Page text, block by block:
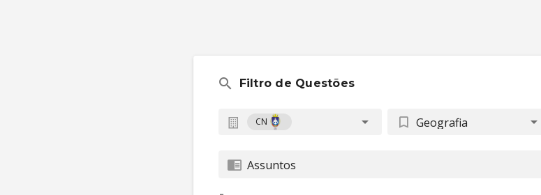
Filtro de Questões
CN Geografia
Assuntos